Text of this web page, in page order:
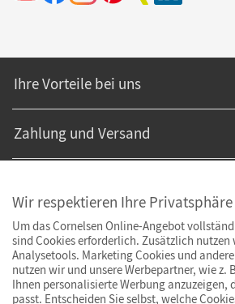
Ihre Vorteile bei uns
Zahlung und Versand
Wir respektieren Ihre Privatsphäre
Um das Cornelsen Online-Angebot
sind Cookies erforderlich. Zusätzlich nutzen
Analysetools. Marketing Cookies und
nutzen wir und unsere Werbepartner, wie z.
Ihnen personalisierte Werbung anzuzeigen,
passt. Entscheiden Sie selbst, welche